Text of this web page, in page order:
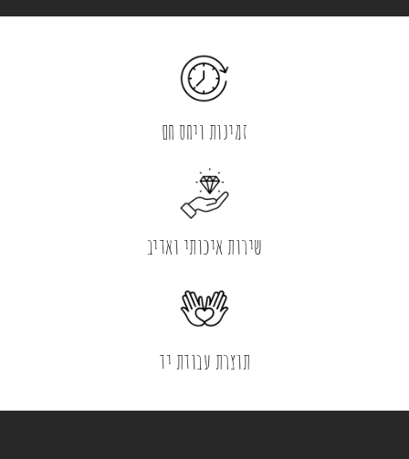
זמינות ויחס חם
שירות איכותי ואדיב
תוצרת עבודת יד